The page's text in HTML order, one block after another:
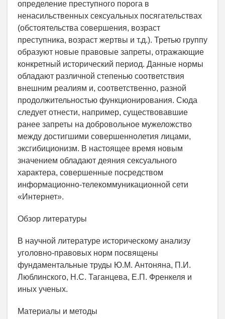
определение преступного порога в
ненасильственных сексуальных посягательствах
(обстоятельства совершения, возраст
преступника, возраст жертвы и т.д.). Третью группу
образуют новые правовые запреты, отражающие
конкретный исторический период. Данные нормы
обладают различной степенью соответствия
внешним реалиям и, соответственно, разной
продолжительностью функционирования. Сюда
следует отнести, например, существовавшие
ранее запреты на добровольное мужеложство
между достигшими совершеннолетия лицами,
эксгибиционизм. В настоящее время новым
значением обладают деяния сексуального
характера, совершенные посредством
информационно-телекоммуникационной сети
«Интернет».
Обзор литературы
В научной литературе историческому анализу
уголовно-правовых норм посвящены
фундаментальные труды Ю.М. Антоняна, П.И.
Люблинского, Н.С. Таганцева, Е.П. Френкеля и
иных ученых.
Материалы и методы